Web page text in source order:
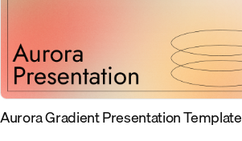
Aurora Gradient Presentation Template